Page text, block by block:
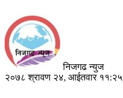
निजगढ न्युज
२०७८ श्रावण २४, आईतवार ११:२५